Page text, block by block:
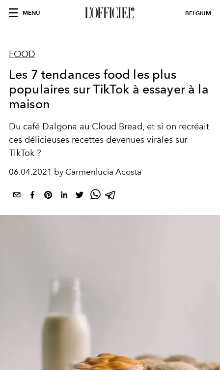
MENU BELGIUM
FOOD
Les 7 tendances food les plus
populaires sur TikTok à essayer à la
maison
Du café Dalgona au Cloud Bread, et si on recréait
ces délicieuses recettes devenues virales sur
TikTok ?
06.04.2021 by Carmenlucia Acosta